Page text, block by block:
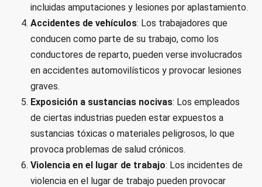
incluidas amputaciones y lesiones por aplastamiento.
Accidentes de vehículos: Los trabajadores que
conducen como parte de su trabajo, como los
conductores de reparto, pueden verse involucrados
en accidentes automovilísticos y provocar lesiones
graves.
Exposición a sustancias nocivas: Los empleados
de ciertas industrias pueden estar expuestos a
sustancias tóxicas o materiales peligrosos, lo que
provoca problemas de salud crónicos.
Violencia en el lugar de trabajo: Los incidentes de
violencia en el lugar de trabajo pueden provocar